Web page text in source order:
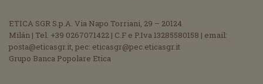
ETICA SGR S.p.A. Via Napo Torriani, 29 – 20124
Milán | Tel. +39 0267071422 | C.F e P.Iva 13285580158 | email:
posta@eticasgr.it, pec: eticasgr@pec.eticasgr.it
Grupo Banca Popolare Etica